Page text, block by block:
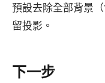
預設去除全部背景
留投影。
下一步